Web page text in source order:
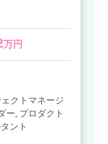
万円
クトマネージ
ー, プロダクト
ント